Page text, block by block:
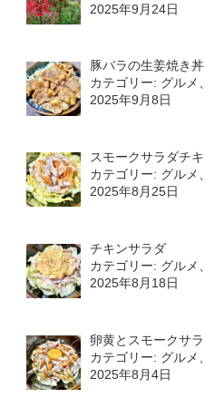
2025年9月24日
豚バラの生姜焼き丼
カテゴリー: グルメ
2025年9月8日
スモークサラダチ
カテゴリー: グルメ
2025年8月25日
チキンサラダ
カテゴリー: グルメ
2025年8月18日
卵黄とスモークサ
カテゴリー: グルメ
2025年8月4日